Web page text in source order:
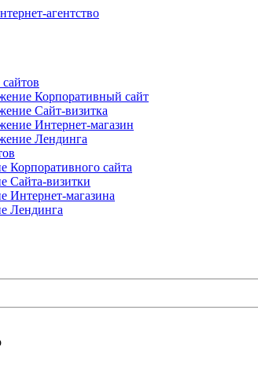
Корпоративный сайт
Сайт-визитка
Интернет-магазин
Лендинга
Корпоративного сайта
Сайта-визитки
Интернет-магазина
Лендинга